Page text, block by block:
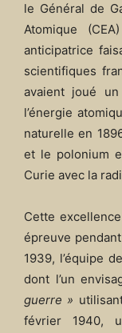
le Général de
Atomique
anticipatrice
scientifiques
avaient joué
l’énergie
naturelle en
et le polonium
Curie avec la
Cette
épreuve
1939, l’équipe
dont l’un
guerre »
février 1940,